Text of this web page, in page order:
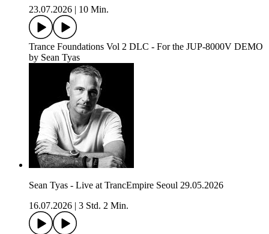
23.07.2026
10 Min.
Trance Foundations Vol 2 DLC - For the JUP-8000V DEMO
by Sean Tyas
Sean Tyas - Live at TrancEmpire Seoul 29.05.2026
16.07.2026
3 Std. 2 Min.